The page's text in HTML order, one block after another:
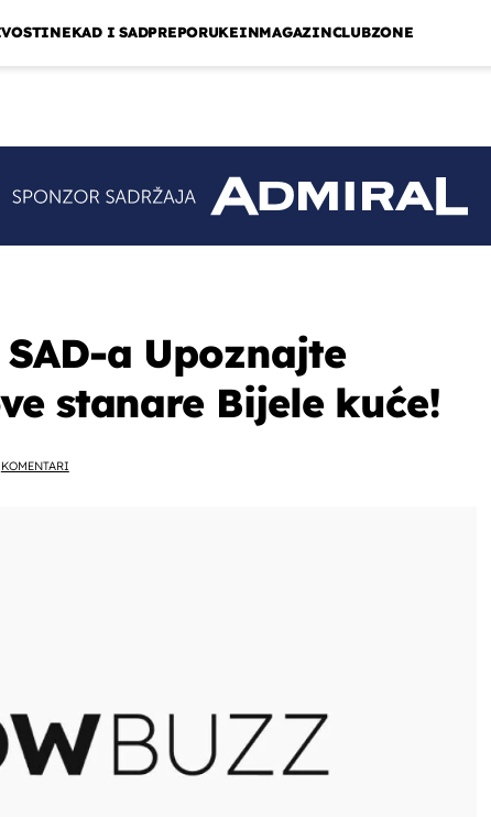
NEKAD I SADPREPORUKEINMAGAZINCLUBZONE
SAD-a Upoznajte
stanare Bijele kuće!
KOMENTARI